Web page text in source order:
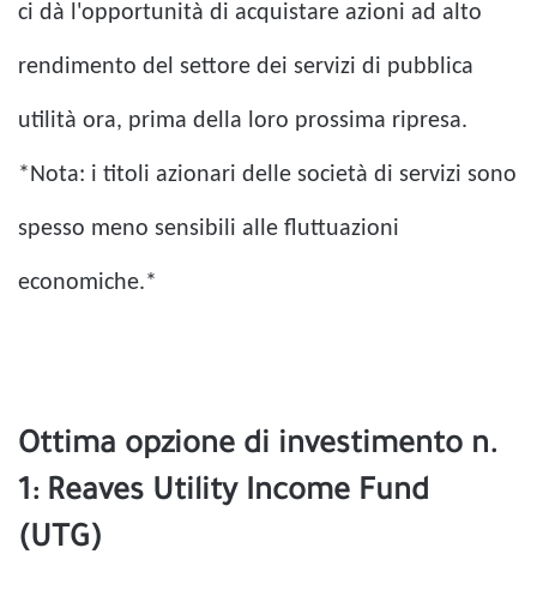
ci dà l'opportunità di acquistare azioni ad alto
rendimento del settore dei servizi di pubblica
utilità ora, prima della loro prossima ripresa.
*Nota: i titoli azionari delle società di servizi sono
spesso meno sensibili alle fluttuazioni
economiche.*
Ottima opzione di investimento n.
1: Reaves Utility Income Fund
(UTG)